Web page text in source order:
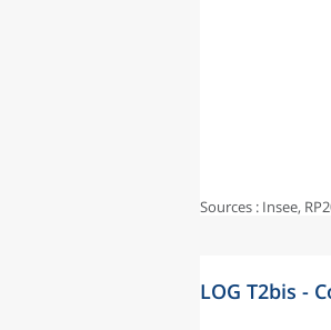
Sources : Insee,
LOG T2bis -